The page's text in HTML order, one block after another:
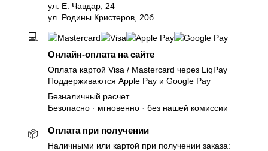
ул. Е. Чавдар, 24
ул. Родины Кристеров, 20б
💻
Онлайн-оплата на сайте
Оплата картой Visa / Mastercard через LiqPay
Поддерживаются Apple Pay и Google Pay
Безналичный расчет
Безопасно · мгновенно · без нашей комиссии
📦 Оплата при получении
Наличными или картой при получении заказа: